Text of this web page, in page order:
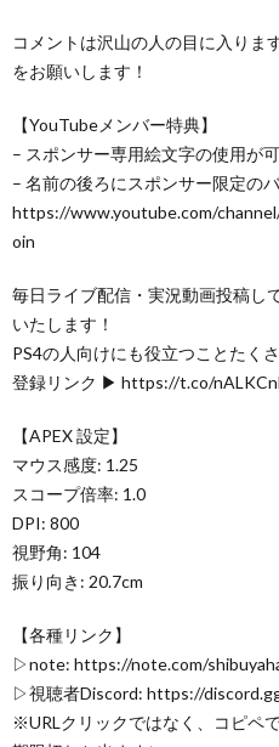
コメントは沢山の人の目に入りま
をお願いします！
【YouTubeメンバー特典】
– スポンサー専用絵文字の使用が
– 名前の後ろにスポンサー限定の
https://www.youtube.com/
oin
毎日ライブ配信・実況動画投稿し
いたします！
PS4の人向けにも役立つことたく
登録リンク ▶ https://t.co/
【APEX 設定】
マウス感度: 1.25
スコープ倍率: 1.0
DPI: 800
視野角: 104
振り向き: 20.7cm
【各種リンク】
▷note: https://note.com/
▷視聴者Discord: https://
※URLクリックではなく、コピペ